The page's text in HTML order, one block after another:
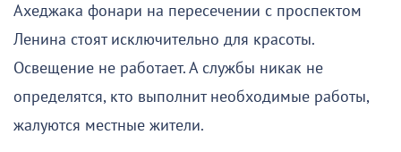
Ахеджака фонари на пересечении с проспектом
Ленина стоят исключительно для красоты.
Освещение не работает. А службы никак не
определятся, кто выполнит необходимые работы,
жалуются местные жители.